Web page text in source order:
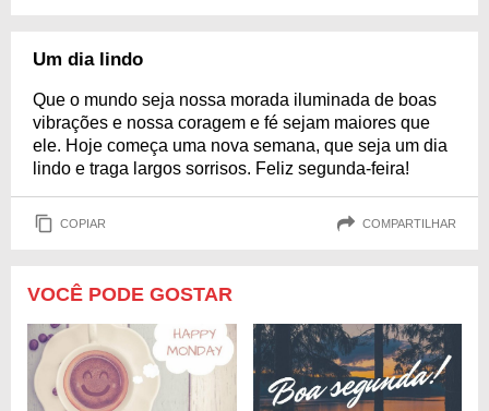
Um dia lindo
Que o mundo seja nossa morada iluminada de boas
vibrações e nossa coragem e fé sejam maiores que
ele. Hoje começa uma nova semana, que seja um dia
lindo e traga largos sorrisos. Feliz segunda-feira!
COPIAR COMPARTILHAR
VOCÊ PODE GOSTAR